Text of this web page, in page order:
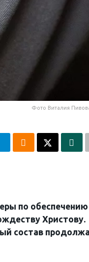
Фото Виталия
по обеспечению
Христову.
состав